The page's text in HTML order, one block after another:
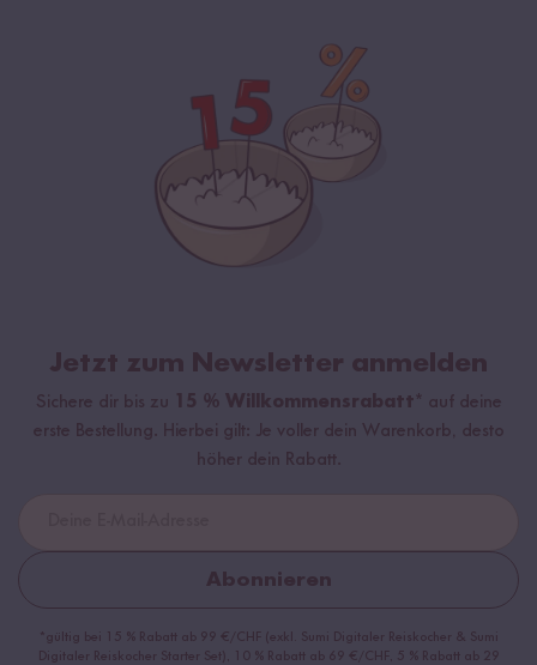
Jetzt zum Newsletter anmelden
Sichere dir bis zu 15 % Willkommensrabatt* auf deine
erste Bestellung. Hierbei gilt: Je voller dein Warenkorb, desto
höher dein Rabatt.
Abonnieren
*gültig bei 15 % Rabatt ab 99 €/CHF (exkl. Sumi Digitaler Reiskocher & Sumi
Digitaler Reiskocher Starter Set), 10 % Rabatt ab 69 €/CHF, 5 % Rabatt ab 29